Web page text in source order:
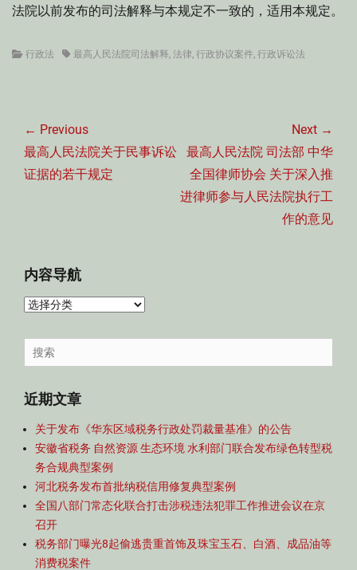
法院以前发布的司法解释与本规定不一致的，适用本规定。
Categories
行政法 Tags最高人民法院司法解释, 法律, 行政协议案件, 行政诉讼法
章
导
航
← Previous
Previous
post:
最高人民法院关于民事诉讼
证据的若干规定
Next →
Next
post:
最高人民法院 司法部 中华
全国律师协会 关于深入推
进律师参与人民法院执行工
作的意见
内容导航
内
导
航
Search
for:
近期文章
关于发布《华东区域税务行政处罚裁量基准》的公告
安徽省税务 自然资源 生态环境 水利部门联合发布绿色转型税
务合规典型案例
河北税务发布首批纳税信用修复典型案例
全国八部门常态化联合打击涉税违法犯罪工作推进会议在京
召开
税务部门曝光8起偷逃贵重首饰及珠宝玉石、白酒、成品油等
消费税案件